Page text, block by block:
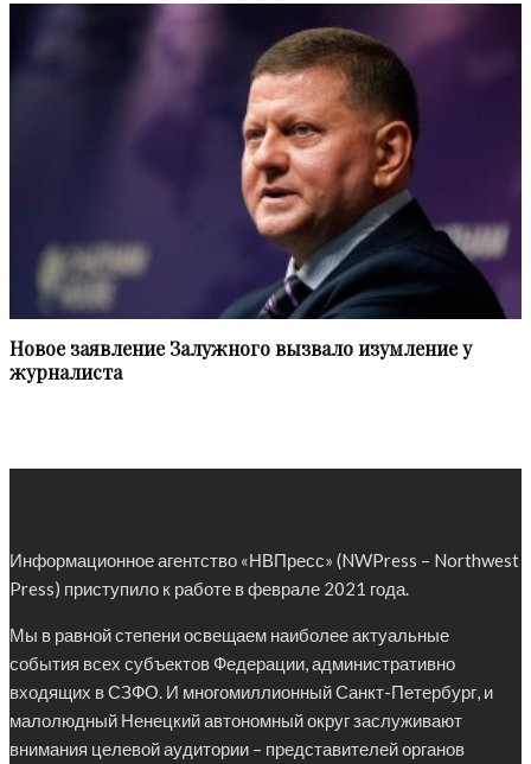
Новое заявление Залужного вызвало изумление у
журналиста
Информационное агентство «НВПресс» (NWPress – Northwest
Press) приступило к работе в феврале 2021 года.
Мы в равной степени освещаем наиболее актуальные
события всех субъектов Федерации, административно
входящих в СЗФО. И многомиллионный Санкт-Петербург, и
малолюдный Ненецкий автономный округ заслуживают
внимания целевой аудитории – представителей органов